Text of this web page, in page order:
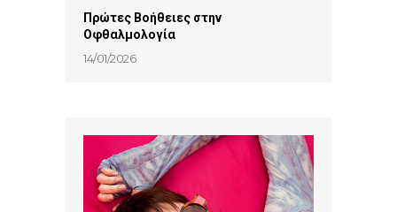
Πρώτες Βοήθειες στην
Οφθαλμολογία
14/01/2026